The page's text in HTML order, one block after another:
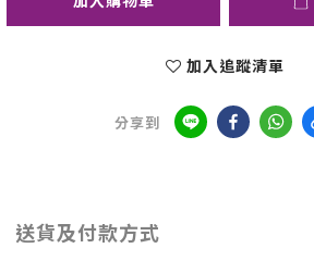
加入追蹤清單
分享到
送貨及付款方式